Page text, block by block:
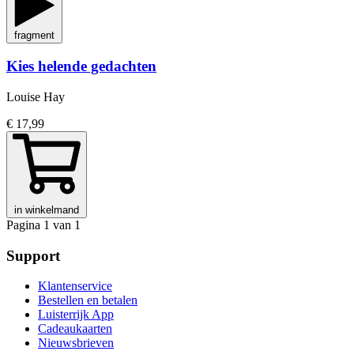
fragment
Kies helende gedachten
Louise Hay
€ 17,99
in winkelmand
Pagina 1 van 1
Support
Klantenservice
Bestellen en betalen
Luisterrijk App
Cadeaukaarten
Nieuwsbrieven